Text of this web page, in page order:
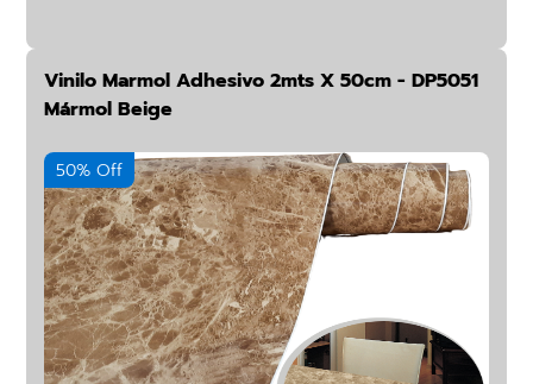
Vinilo Marmol Adhesivo 2mts X 50cm - DP5051
Mármol Beige
50% Off